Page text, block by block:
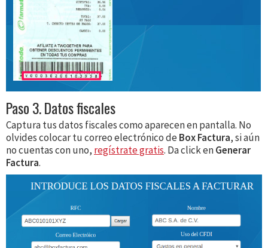
Paso 3. Datos fiscales
Captura tus datos fiscales como aparecen en pantalla. No
olvides colocar tu correo electrónico deBox Factura, si aún
no cuentas con uno, regístrate gratis. Da click enGenerar
Factura.